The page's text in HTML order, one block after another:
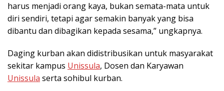
harus menjadi orang kaya, bukan semata-mata untuk
diri sendiri, tetapi agar semakin banyak yang bisa
dibantu dan dibagikan kepada sesama,” ungkapnya.
Daging kurban akan didistribusikan untuk masyarakat
sekitar kampus Unissula, Dosen dan Karyawan
Unissula serta sohibul kurban.